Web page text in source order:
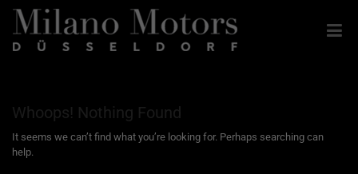
Whoops! Nothing Found
It seems we can’t find what you’re looking for. Perhaps searching can
help.